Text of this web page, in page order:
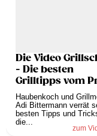
Die Video
- Die besten
Grilltipps vom
Haubenkoch und
Adi Bittermann verrät
besten Tipps und
die...
zum